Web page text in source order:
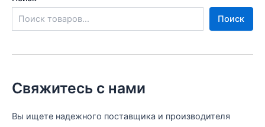
Поиск
Свяжитесь с нами
Вы ищете надежного поставщика и производителя